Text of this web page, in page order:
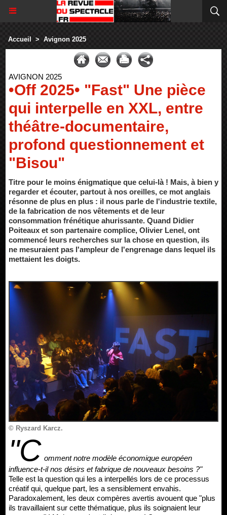
Accueil > Avignon 2025
AVIGNON 2025
•Off 2025• "Fast" Une pièce
qui interpelle en XXL, entre
théâtre-documentaire,
profond questionnement et
"Bisou"
Titre pour le moins énigmatique que celui-là ! Mais, à bien y
regarder et écouter, partout à nos oreilles, ce mot anglais
résonne de plus en plus : il nous parle de l'industrie textile,
de la fabrication de nos vêtements et de leur
consommation frénétique ahurissante. Quand Didier
Poiteaux et son partenaire complice, Olivier Lenel, ont
commencé leurs recherches sur la chose en question, ils
ne mesuraient pas l'ampleur de l'engrenage dans lequel ils
mettaient les doigts.
© Ryszard Karcz.
"C omment notre modèle économique européen
influence-t-il nos désirs et fabrique de nouveaux besoins ?"
Telle est la question qui les a interpellés lors de ce processus
créatif qui, quelque part, les a sensiblement envahis.
Paradoxalement, les deux compères avertis avouent que "plus
ils travaillaient sur cette thématique, plus ils soignaient leur